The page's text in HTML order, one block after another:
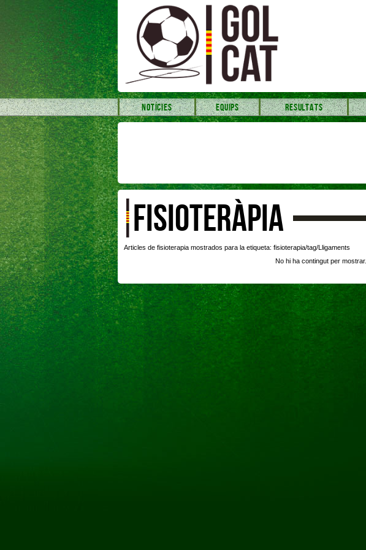
NOTÍCIES EQUIPS RESULTATS
FISIOTERÀPIA
Articles de fisioterapia mostrados para la etiqueta: fisioterapia/tag/Lligaments
No hi ha contingut per mostrar.